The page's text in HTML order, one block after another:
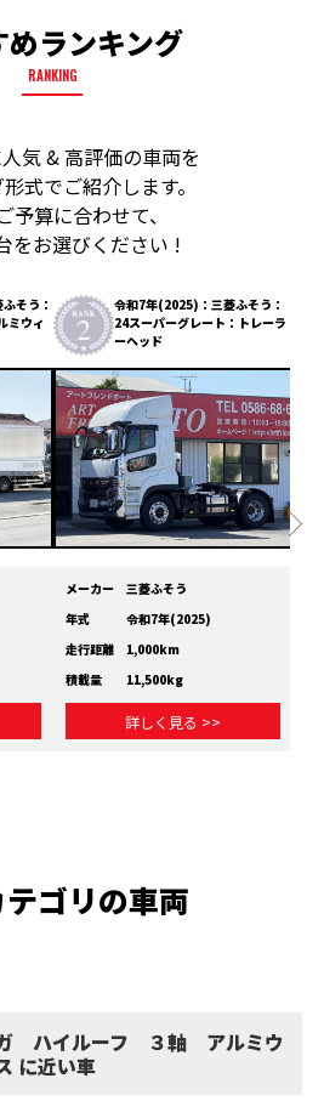
めランキング
RANKING
気 & 高評価の車両を
式でご紹介します。
予算に合わせて、
をお選びください !
そう：
ミウィ
令和7年(2025)：三菱ふそう：
24スーパーグレート：トレーラ
ーヘッド
メーカー
三菱ふそう
年式
令和7年(2025)
走行距離
1,000km
積載量
11,500kg
詳しく見る >>
ゴリの車両
ハイルーフ ３軸 アルミウ
に近い車